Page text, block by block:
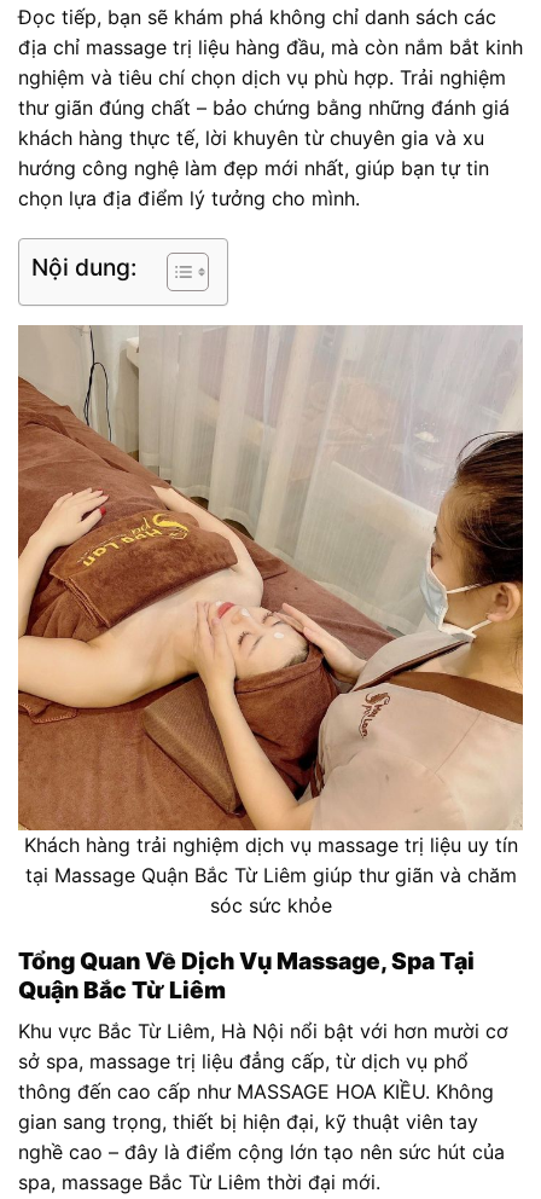
Đọc tiếp, bạn sẽ khám phá không chỉ danh sách các
địa chỉ massage trị liệu hàng đầu, mà còn nắm bắt kinh
nghiệm và tiêu chí chọn dịch vụ phù hợp. Trải nghiệm
thư giãn đúng chất – bảo chứng bằng những đánh giá
khách hàng thực tế, lời khuyên từ chuyên gia và xu
hướng công nghệ làm đẹp mới nhất, giúp bạn tự tin
chọn lựa địa điểm lý tưởng cho mình.
Nội dung:
Khách hàng trải nghiệm dịch vụ massage trị liệu uy tín
tại Massage Quận Bắc Từ Liêm giúp thư giãn và chăm
sóc sức khỏe
Tổng Quan Về Dịch Vụ Massage, Spa Tại
Quận Bắc Từ Liêm
Khu vực Bắc Từ Liêm, Hà Nội nổi bật với hơn mười cơ
sở spa, massage trị liệu đẳng cấp, từ dịch vụ phổ
thông đến cao cấp như MASSAGE HOA KIỀU. Không
gian sang trọng, thiết bị hiện đại, kỹ thuật viên tay
nghề cao – đây là điểm cộng lớn tạo nên sức hút của
spa, massage Bắc Từ Liêm thời đại mới.